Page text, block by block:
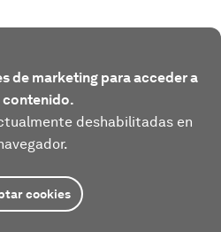
de marketing para acceder a
contenido.
deshabilitadas en
cookies